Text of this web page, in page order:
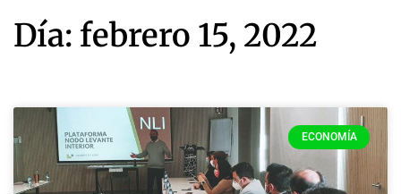
Día: febrero 15, 2022
ECONOMÍA